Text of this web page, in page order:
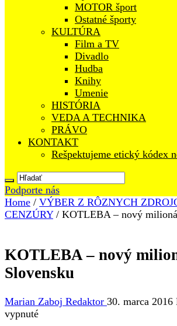
MOTOR šport
Ostatné športy
KULTÚRA
Film a TV
Divadlo
Hudba
Knihy
Umenie
HISTÓRIA
VEDA A TECHNIKA
PRÁVO
KONTAKT
Rešpektujeme etický kódex
Podporte nás
Home / VÝBER Z RÔZNYCH
CENZÚRY / KOTLEBA – nový
KOTLEBA – nový
Slovensku
Marian Zaboj Redaktor 30. marca 2016
vypnuténa